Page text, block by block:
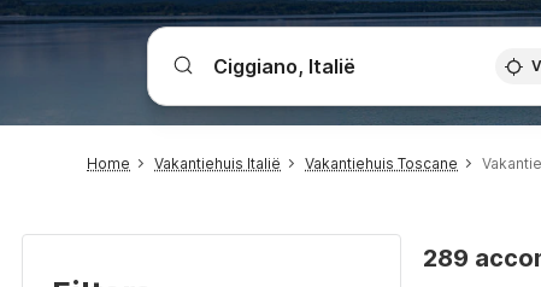
Home Vakantiehuis Italië Vakantiehuis Toscane
289